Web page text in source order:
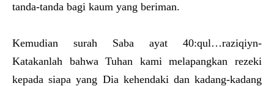
tanda-tanda bagi kaum yang beriman.
Kemudian surah Saba ayat 40:qul…raziqiyn-
Katakanlah bahwa Tuhan kami melapangkan rezeki
kepada siapa yang Dia kehendaki dan kadang-kadang